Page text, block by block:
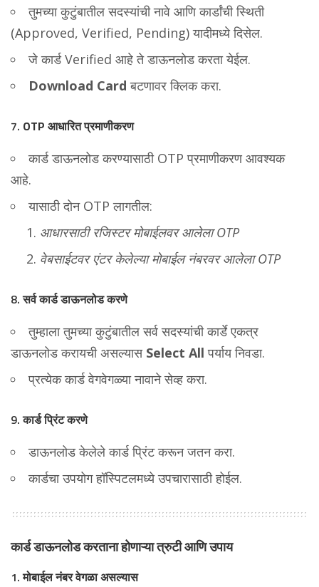
तुमच्या कुटुंबातील सदस्यांची नावे आणि कार्डांची स्थिती
(Approved, Verified, Pending) यादीमध्ये दिसेल.
जे कार्ड Verified आहे ते डाऊनलोड करता येईल.
Download Card बटणावर क्लिक करा.
7. OTP आधारित प्रमाणीकरण
कार्ड डाऊनलोड करण्यासाठी OTP प्रमाणीकरण आवश्यक
आहे.
यासाठी दोन OTP लागतील:
आधारसाठी रजिस्टर मोबाईलवर आलेला OTP
वेबसाईटवर एंटर केलेल्या मोबाईल नंबरवर आलेला OTP
8.सर्व कार्ड डाऊनलोड करणे
तुम्हाला तुमच्या कुटुंबातील सर्व सदस्यांची कार्डे एकत्र
डाऊनलोड करायची असल्यास Select All पर्याय निवडा.
प्रत्येक कार्ड वेगवेगळ्या नावाने सेव्ह करा.
9.कार्ड प्रिंट करणे
डाऊनलोड केलेले कार्ड प्रिंट करून जतन करा.
कार्डचा उपयोग हॉस्पिटलमध्ये उपचारासाठी होईल.
कार्ड डाऊनलोड करताना होणाऱ्या त्रुटी आणि उपाय
1.मोबाईल नंबर वेगळा असल्यास